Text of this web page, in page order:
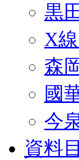
黒
X
森
國
今
資料